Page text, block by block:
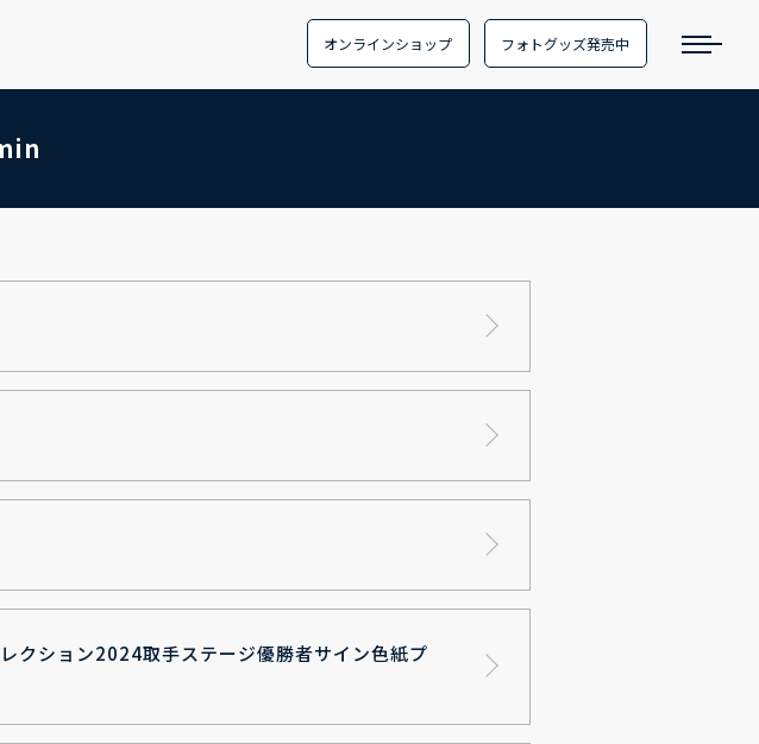
オンラインショップ フォトグッズ発売中
クション2024取手ステージ優勝者サイン色紙プ